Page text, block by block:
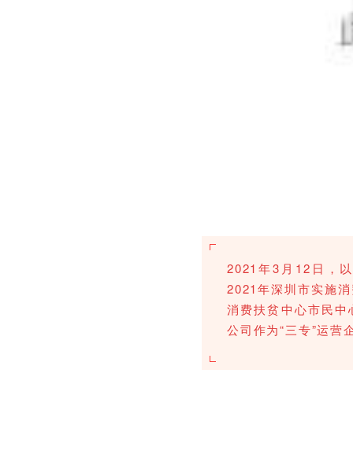
2021年3月12日，
2021年深圳市实施
消费扶贫中心市民
公司作为“三专”运营